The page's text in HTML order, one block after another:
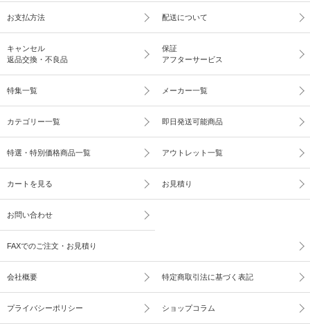
お支払方法 配送について
キャンセル
返品交換・不良品
保証
アフターサービス
特集一覧 メーカー一覧
カテゴリー一覧 即日発送可能商品
特選・特別価格商品一覧 アウトレット一覧
カートを見る お見積り
お問い合わせ
FAXでのご注文・お見積り
会社概要 特定商取引法に基づく表記
プライバシーポリシー ショップコラム